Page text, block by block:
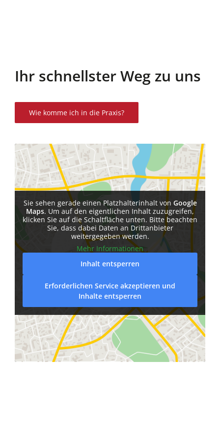
Ihr schnellster Weg zu uns
Wie komme ich in die Praxis?
Sie sehen gerade einen Platzhalterinhalt von Google
Maps. Um auf den eigentlichen Inhalt zuzugreifen,
klicken Sie auf die Schaltfläche unten. Bitte beachten
Sie, dass dabei Daten an Drittanbieter
weitergegeben werden.
Mehr Informationen
Inhalt entsperren
Erforderlichen Service akzeptieren und
Inhalte entsperren